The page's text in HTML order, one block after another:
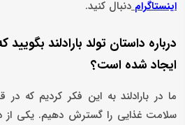
اینستاگرام دنبال کنید.
درباره داستان تولد بارادلند
ایجاد شده است؟
ما در بارادلند به این فکر کردیم که در
سلامت غذایی را گسترش دهیم. یکی از